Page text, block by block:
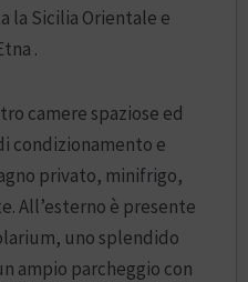
la Sicilia Orientale e
.
camere spaziose ed
condizionamento e
privato, minifrigo,
All’esterno è presente
uno splendido
ampio parcheggio con